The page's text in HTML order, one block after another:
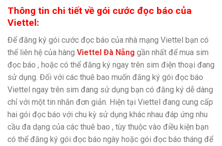
Thông tin chi tiết về gói cước đọc báo của
Viettel:
Để đăng ký gói cước đọc báo của nhà mạng Viettel bạn có
thể liên hệ của hàng Viettel Đà Nẵng gần nhất để mua sim
đọc báo , hoặc có thể đăng ký ngay trên sim điện thoại đang
sử dụng. Đối với các thuê bao muốn đăng ký gói đọc báo
Viettel ngay trên sim đang sử dụng bạn có đăng ký dễ dàng
chỉ với một tin nhắn đơn giản. Hiện tại Viettel đang cung cấp
hai gói đọc báo với chu kỳ sử dụng khác nhau đáp ứng nhu
cầu đa dạng của các thuê bao , tùy thuộc vào điều kiện bạn
có thể đăng ký gói đọc báo ngày hoặc gói đọc báo tháng để